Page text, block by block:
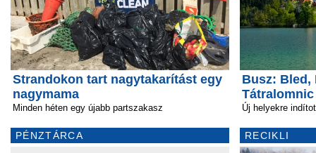
Strandokon tart nagytakarítást egy
nagymama
Minden héten egy újabb partszakasz
PÉNZTÁRCA
Busz: Bled,
Tátralomnic
Új helyekre
RECIKLI